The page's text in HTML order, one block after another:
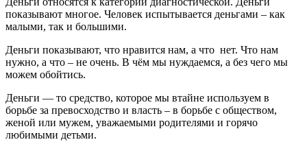
показывают многое. Человек испытывается деньгами – как
малыми, так и большими.
Деньги показывают, что нравится нам, а что нет. Что нам
нужно, а что – не очень. В чём мы нуждаемся, а без чего мы
можем обойтись.
Деньги — то средство, которое мы втайне используем в
борьбе за превосходство и власть – в борьбе с обществом,
женой или мужем, уважаемыми родителями и горячо
любимыми детьми.